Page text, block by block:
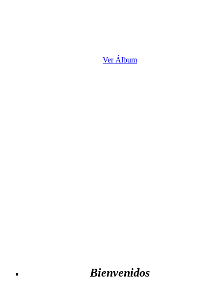
Filosofía